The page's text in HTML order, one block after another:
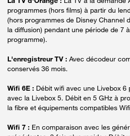
programmes (hors films) à partir du
(hors programmes de Disney Channel
la diffusion) pendant une période de 7
programme).
L'enregistreur TV : Avec décodeur
conservés 36 mois.
Wifi 6E : Débit wifi avec une Livebox
avec la Livebox 5. Débit en 5 GHz à
la fibre et équipements compatibles
Wifi 7 : En comparaison avec les